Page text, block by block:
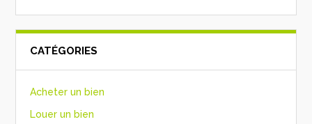
CATÉGORIES
Acheter un bien
Louer un bien